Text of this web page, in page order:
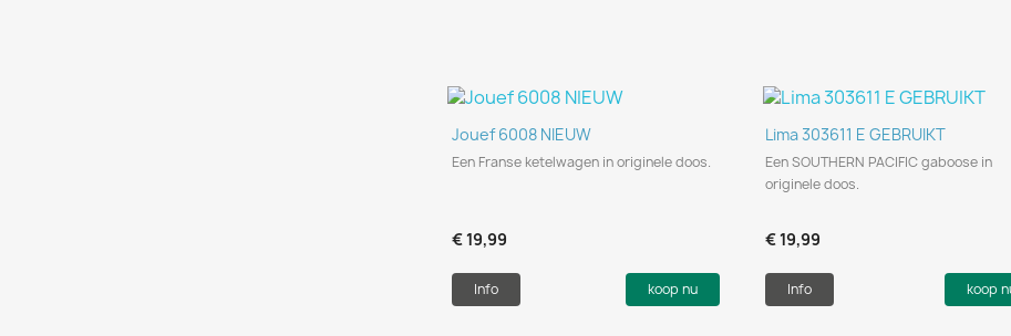
Snel bekijken
Jouef 6008 NIEUW
Een Franse ketelwagen in originele doos.
€ 19,99
Info koop nu
Snel bekijken
Lima 303611 E GEBRUIKT
Een SOUTHERN PACIFIC gaboose in
originele doos.
€ 19,99
Info koop